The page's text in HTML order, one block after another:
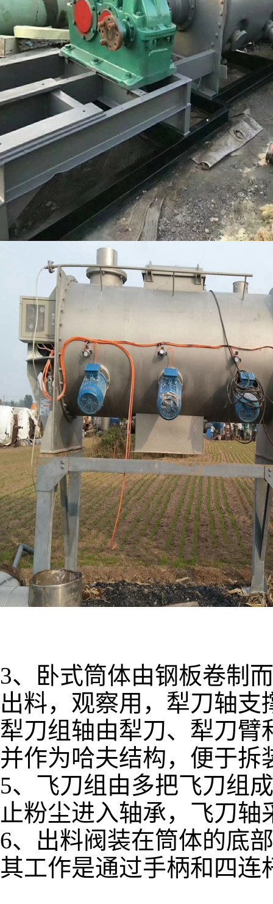
3、卧式筒体由钢板卷制
出料，观察用，犁刀轴
犁刀组轴由犁刀、犁刀
并作为哈夫结构，便于拆
5、飞刀组由多把飞刀组
止粉尘进入轴承，飞刀
6、出料阀装在筒体的底
其工作是通过手柄和四连